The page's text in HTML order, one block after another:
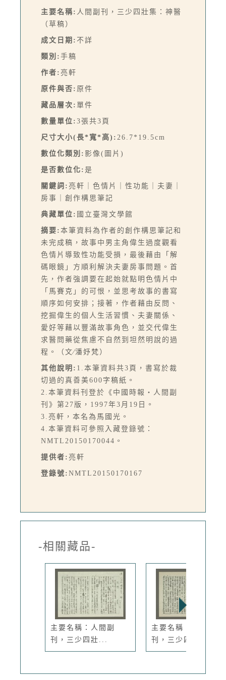
主要名稱: 人間副刊，三少四壯集：神醫
（草稿）
成文日期: 不詳
類別: 手稿
作者: 亮軒
原件與否: 原件
藏品層次: 單件
數量單位: 3張共3頁
尺寸大小(長*寬*高): 26.7*19.5cm
數位化類別: 影像(圖片)
是否數位化: 是
關鍵詞: 亮軒｜色情片｜性功能｜夫妻｜
房事｜創作構思筆記
典藏單位: 國立臺灣文學館
摘要: 本筆資料為作者的創作構思筆記和
未完成稿，故事中男主角偉生過度觀看
色情片導致性功能受損，最後藉由「解
碼眼鏡」方順利解決夫妻房事問題。首
先，作者強調要在起始就點明色情片中
「馬賽克」的可恨，並思考故事的書寫
順序如何安排；接著，作者藉由反問、
挖掘偉生的個人生活習慣、夫妻關係、
愛好等藉以豐滿故事角色，並交代偉生
求醫問藥從焦慮不自然到坦然明說的過
程。（文∕潘妤梵）
其他說明: 1.本筆資料共3頁，書寫於裁
切過的真善美600字稿紙。
2.本筆資料刊登於《中國時報‧人間副
刊》第27版，1997年3月19日。
3.亮軒，本名為馬國光。
4.本筆資料可參照入藏登錄號：
NMTL20150170044。
提供者: 亮軒
登錄號: NMTL20150170167
-相關藏品-
主要名稱：人間副
刊，三少四壯...
主要名稱：人間副
刊，三少四壯...